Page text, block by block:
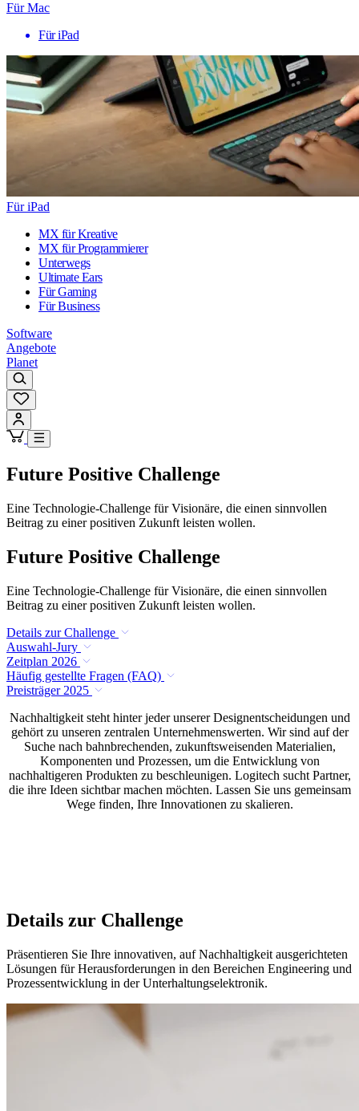
Für Mac
Für iPad
Für iPad
MX für Kreative
MX für Programmierer
Unterwegs
Ultimate Ears
Für Gaming
Für Business
Software
Angebote
Planet
Future Positive Challenge
Eine Technologie-Challenge für Visionäre, die einen sinnvollen
Beitrag zu einer positiven Zukunft leisten wollen.
Future Positive Challenge
Eine Technologie-Challenge für Visionäre, die einen sinnvollen
Beitrag zu einer positiven Zukunft leisten wollen.
Details zur Challenge
Auswahl-Jury
Zeitplan 2026
Häufig gestellte Fragen (FAQ)
Preisträger 2025
Nachhaltigkeit steht hinter jeder unserer Designentscheidungen und
gehört zu unseren zentralen Unternehmenswerten. Wir sind auf der
Suche nach bahnbrechenden, zukunftsweisenden Materialien,
Komponenten und Prozessen, um die Entwicklung von
nachhaltigeren Produkten zu beschleunigen. Logitech sucht Partner,
die ihre Ideen sichtbar machen möchten. Lassen Sie uns gemeinsam
Wege finden, Ihre Innovationen zu skalieren.
Details zur Challenge
Präsentieren Sie Ihre innovativen, auf Nachhaltigkeit ausgerichteten
Lösungen für Herausforderungen in den Bereichen Engineering und
Prozessentwicklung in der Unterhaltungselektronik.